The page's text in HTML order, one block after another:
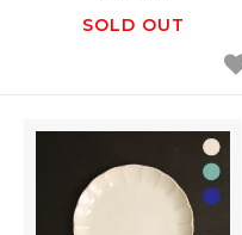
SOLD OUT